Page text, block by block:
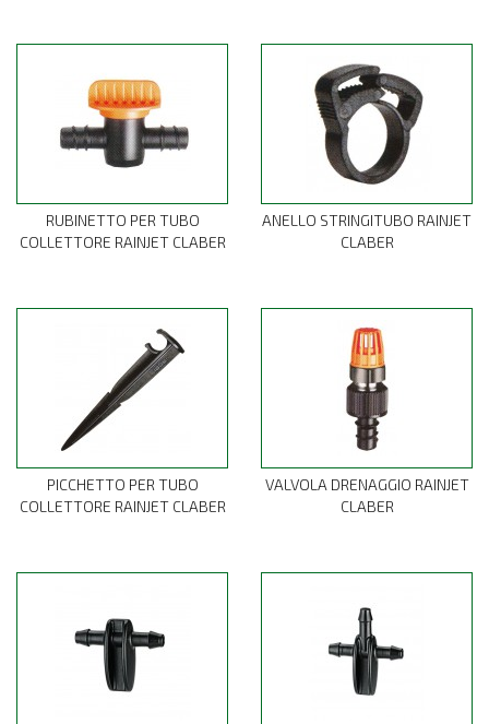
RUBINETTO PER TUBO
COLLETTORE RAINJET CLABER
ANELLO STRINGITUBO RAINJET
CLABER
PICCHETTO PER TUBO
COLLETTORE RAINJET CLABER
VALVOLA DRENAGGIO RAINJET
CLABER